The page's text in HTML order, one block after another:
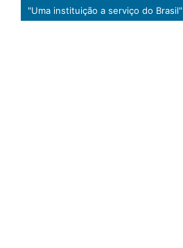
"Uma instituição a serviço do Brasil"